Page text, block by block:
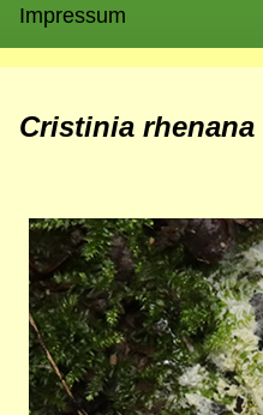
Impressum
Cristinia rhenana
Bild